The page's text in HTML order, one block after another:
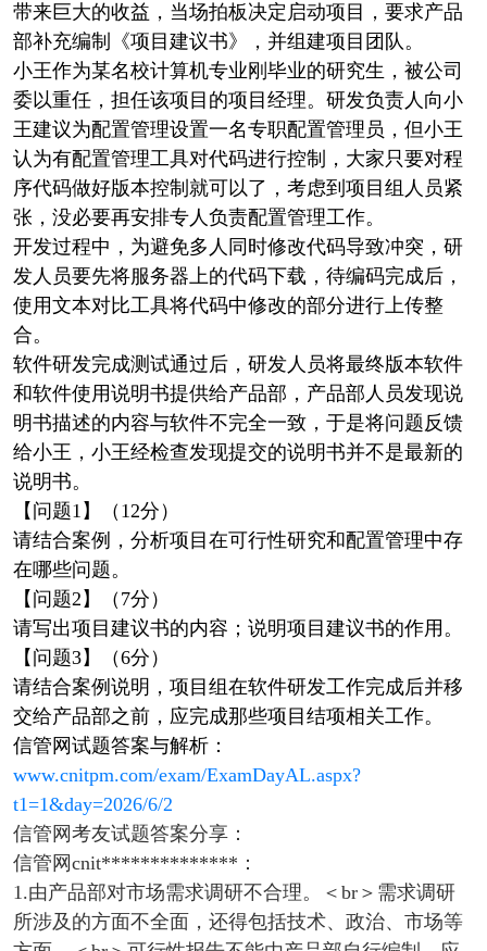
带来巨大的收益，当场拍板决定启动项目，要求产品
部补充编制《项目建议书》，并组建项目团队。
小王作为某名校计算机专业刚毕业的研究生，被公司
委以重任，担任该项目的项目经理。研发负责人向小
王建议为配置管理设置一名专职配置管理员，但小王
认为有配置管理工具对代码进行控制，大家只要对程
序代码做好版本控制就可以了，考虑到项目组人员紧
张，没必要再安排专人负责配置管理工作。
开发过程中，为避免多人同时修改代码导致冲突，研
发人员要先将服务器上的代码下载，待编码完成后，
使用文本对比工具将代码中修改的部分进行上传整
合。
软件研发完成测试通过后，研发人员将最终版本软件
和软件使用说明书提供给产品部，产品部人员发现说
明书描述的内容与软件不完全一致，于是将问题反馈
给小王，小王经检查发现提交的说明书并不是最新的
说明书。
【问题1】（12分）
请结合案例，分析项目在可行性研究和配置管理中存
在哪些问题。
【问题2】（7分）
请写出项目建议书的内容；说明项目建议书的作用。
【问题3】（6分）
请结合案例说明，项目组在软件研发工作完成后并移
交给产品部之前，应完成那些项目结项相关工作。
信管网试题答案与解析：
www.cnitpm.com/exam/ExamDayAL.aspx?
t1=1&day=2026/6/2
信管网考友试题答案分享：
信管网cnit**************：
1.由产品部对市场需求调研不合理。＜br＞需求调研
所涉及的方面不全面，还得包括技术、政治、市场等